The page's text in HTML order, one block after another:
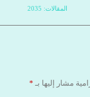
المقالات: 2035
مشار إليها بـ *